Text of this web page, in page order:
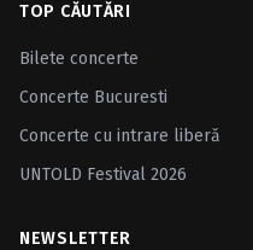
TOP CĂUTĂRI
Bilete concerte
Concerte Bucuresti
Concerte cu intrare liberă
UNTOLD Festival 2026
NEWSLETTER